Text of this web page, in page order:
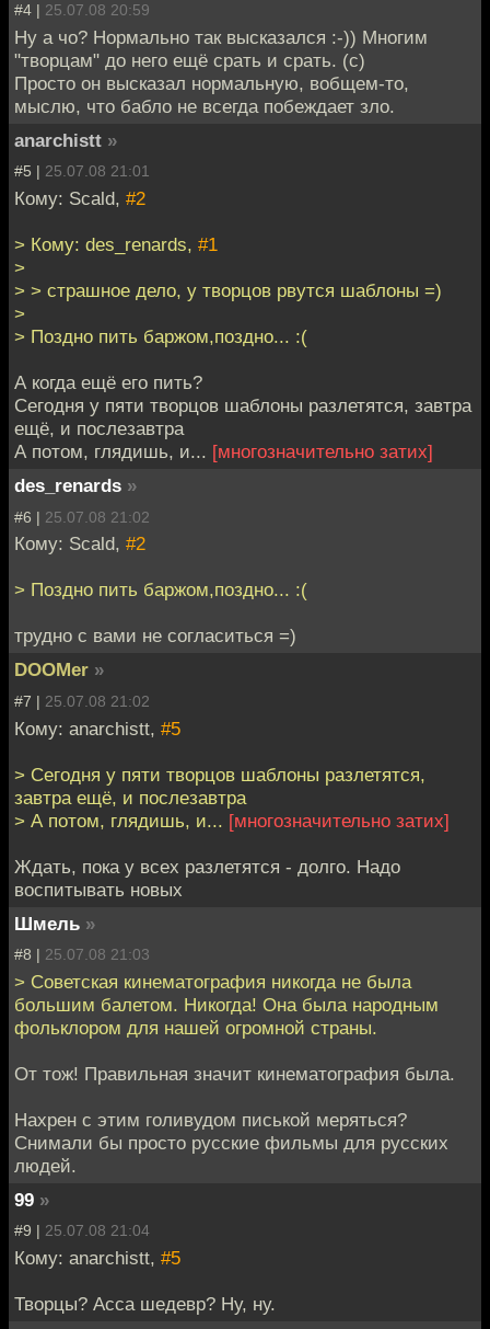
#4 | 25.07.08 20:59
Ну а чо? Нормально так высказался :-)) Многим
"творцам" до него ещё срать и срать. (с)
Просто он высказал нормальную, вобщем-то,
мыслю, что бабло не всегда побеждает зло.
anarchistt »
#5 | 25.07.08 21:01
Кому: Scald, #2
> Кому: des_renards, #1
>
> > страшное дело, у творцов рвутся шаблоны =)
>
> Поздно пить баржом,поздно... :(
А когда ещё его пить?
Сегодня у пяти творцов шаблоны разлетятся, завтра
ещё, и послезавтра
А потом, глядишь, и... [многозначительно затих]
des_renards »
#6 | 25.07.08 21:02
Кому: Scald, #2
> Поздно пить баржом,поздно... :(
трудно с вами не согласиться =)
DOOMer »
#7 | 25.07.08 21:02
Кому: anarchistt, #5
> Сегодня у пяти творцов шаблоны разлетятся,
завтра ещё, и послезавтра
> А потом, глядишь, и... [многозначительно затих]
Ждать, пока у всех разлетятся - долго. Надо
воспитывать новых
Шмель »
#8 | 25.07.08 21:03
> Советская кинематография никогда не была
большим балетом. Никогда! Она была народным
фольклором для нашей огромной страны.
От тож! Правильная значит кинематография была.
Нахрен с этим голивудом писькой меряться?
Снимали бы просто русские фильмы для русских
людей.
99 »
#9 | 25.07.08 21:04
Кому: anarchistt, #5
Творцы? Асса шедевр? Ну, ну.